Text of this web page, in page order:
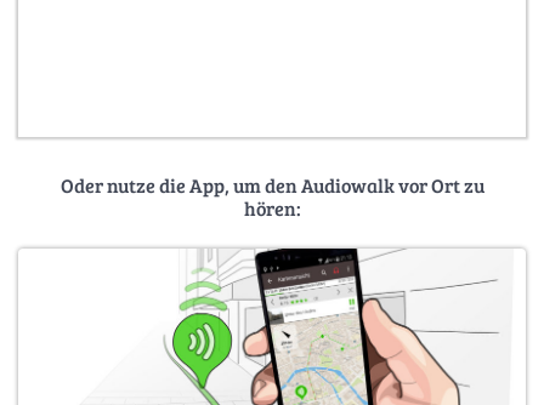
Oder nutze die App, um den Audiowalk vor Ort zu
hören: